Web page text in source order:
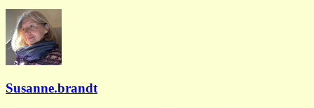
Susanne.brandt